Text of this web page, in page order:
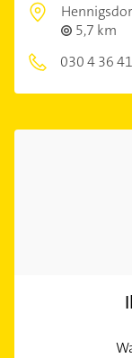
5,7 km
030 4 36